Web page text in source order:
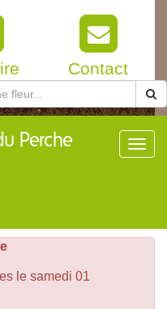
Contact
Perche
le samedi 01